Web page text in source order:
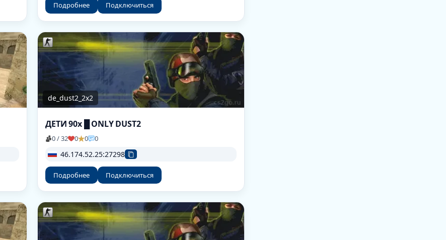
Подробнее Подключиться
de_dust2_2x2
ДЕТИ 90х █ ONLY DUST2
0 / 32 0 0 0
46.174.52.25:27298
Подробнее Подключиться